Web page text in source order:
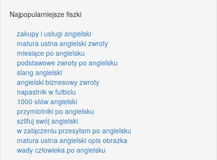
Najpopularniejsze fiszki
zakupy i usługi angielski
matura ustna angielski zwroty
miesiące po angielsku
podstawowe zwroty po angielsku
slang angielski
angielski biznesowy zwroty
napastnik w futbolu
1000 słów angielski
przymiotniki po angielsku
szlifuj swój angielski
w załączeniu przesyłam po angielsku
matura ustna angielski opis obrazka
wady człowieka po angielsku